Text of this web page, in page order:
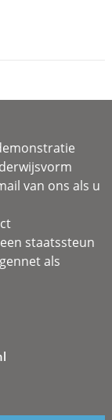
van ons als u
staatssteun
als